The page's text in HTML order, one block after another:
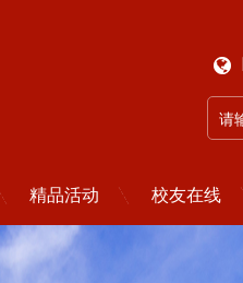
精品活动 校友在线